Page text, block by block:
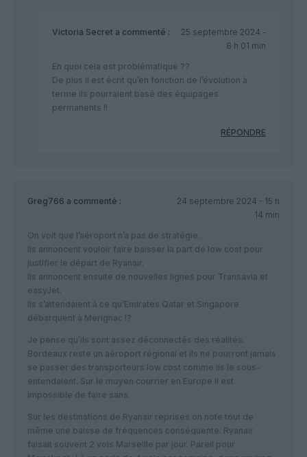
Victoria Secret a commenté :
25 septembre 2024 -
8 h 01 min
En quoi cela est problématique ??
De plus il est écrit qu’en fonction de l’évolution à
terme ils pourraient basé des équipages
permanents !!
RÉPONDRE
Greg766 a commenté :
24 septembre 2024 - 15 h
14 min
On voit que l’aéroport n’a pas de stratégie.
Ils annoncent vouloir faire baisser la part de low cost pour
justifier le départ de Ryanair.
Ils annoncent ensuite de nouvelles lignes pour Transavia et
easyJet.
Ils s’attendaient à ce qu’Emirates Qatar et Singapore
débarquent à Merignac !?
Je pense qu’ils sont assez déconnectés des réalités.
Bordeaux reste un aéroport régional et ils ne pourront jamais
se passer des transporteurs low cost comme ils le sous-
entendaient. Sur le moyen courrier en Europe il est
impossible de faire sans.
Sur les destinations de Ryanair reprises on note tout de
même une baisse de fréquences conséquente. Ryanair
faisait souvent 2 vols Marseille par jour. Pareil pour